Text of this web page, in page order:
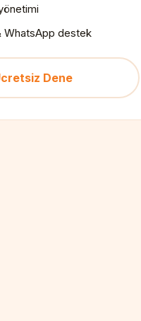
WhatsApp destek
Dene